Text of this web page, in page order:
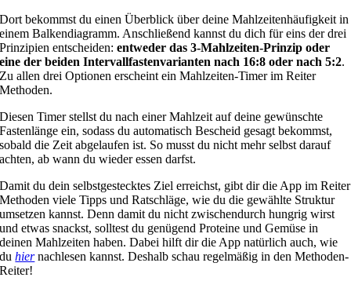
Dort bekommst du einen Überblick über deine Mahlzeitenhäufigkeit in
einem Balkendiagramm. Anschließend kannst du dich für eins der drei
Prinzipien entscheiden:entweder das 3-Mahlzeiten-Prinzip oder
eine der beiden Intervallfastenvarianten nach 16:8 oder nach 5:2.
Zu allen drei Optionen erscheint ein Mahlzeiten-Timer im Reiter
Methoden.
Diesen Timer stellst du nach einer Mahlzeit auf deine gewünschte
Fastenlänge ein, sodass du automatisch Bescheid gesagt bekommst,
sobald die Zeit abgelaufen ist. So musst du nicht mehr selbst darauf
achten, ab wann du wieder essen darfst.
Damit du dein selbstgestecktes Ziel erreichst, gibt dir die App im Reiter
Methoden viele Tipps und Ratschläge, wie du die gewählte Struktur
umsetzen kannst. Denn damit du nicht zwischendurch hungrig wirst
und etwas snackst, solltest du genügend Proteine und Gemüse in
deinen Mahlzeiten haben. Dabei hilft dir die App natürlich auch, wie
du hiernachlesen kannst. Deshalb schau regelmäßig in den Methoden-
Reiter!